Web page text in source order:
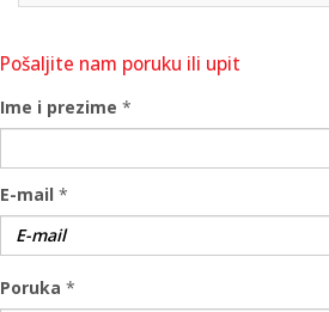
Pošaljite nam poruku ili upit
Ime i prezime *
E-mail *
Poruka *